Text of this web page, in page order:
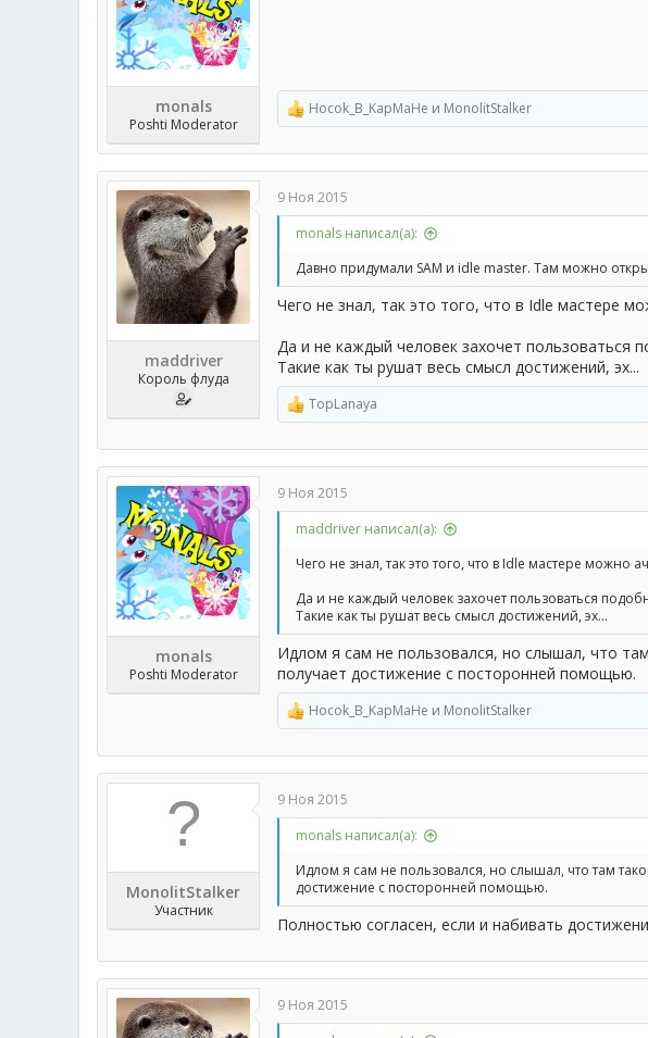
monals
Poshti Moderator
Р
е
а
к
и
и
Hocok_B_KapMaHe и MonolitStalker
maddriver
Король флуда
9 Ноя 2015
monals написал(а):
Давно придумали SAM и idle master. Там можно
Чего не знал, так это того, что в Idle мастере
Да и не каждый человек захочет пользоваться
Такие как ты рушат весь смысл достижений, эх...
Р
е
а
к
и
и
TopLanaya
monals
Poshti Moderator
9 Ноя 2015
maddriver написал(а):
Чего не знал, так это того, что в Idle мастере можно
Да и не каждый человек захочет пользоваться
Такие как ты рушат весь смысл достижений, эх...
Идлом я сам не пользовался, но слышал, что
получает достижение с посторонней помощью.
Р
е
а
к
и
и
Hocok_B_KapMaHe и MonolitStalker
MonolitStalker
Участник
9 Ноя 2015
monals написал(а):
Идлом я сам не пользовался, но слышал, что там
достижение с посторонней помощью.
Полностью согласен, если и набивать
9 Ноя 2015